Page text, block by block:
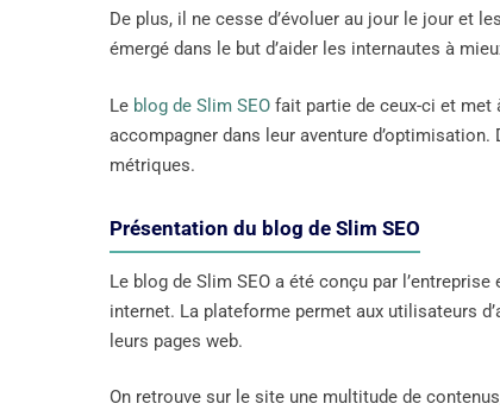
De plus, il ne cesse d’évoluer au jour le jour et
émergé dans le but d’aider les internautes à
Le blog de Slim SEO fait partie de ceux-ci et
accompagner dans leur aventure
métriques.
Présentation du blog de Slim SEO
Le blog de Slim SEO a été conçu par
internet. La plateforme permet aux utilisateurs
leurs pages web.
On retrouve sur le site une multitude de